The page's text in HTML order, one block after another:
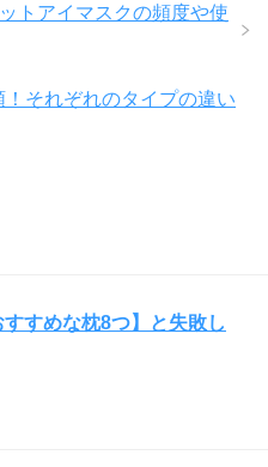
トアイマスクの頻度や使
それぞれのタイプの違い
すめな枕8つ】と失敗し